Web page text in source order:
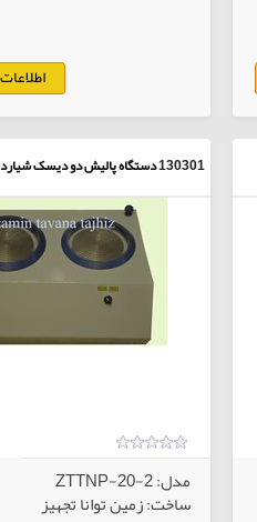
130301دستگاه پالیش دو دیسک
مدل: ZTTNP-20-2
ساخت: زمین توانا تجهیز